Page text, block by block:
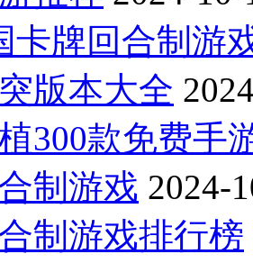
卡牌回合制游
版本大全
300款免费手
制游戏 2024-
制游戏排行榜